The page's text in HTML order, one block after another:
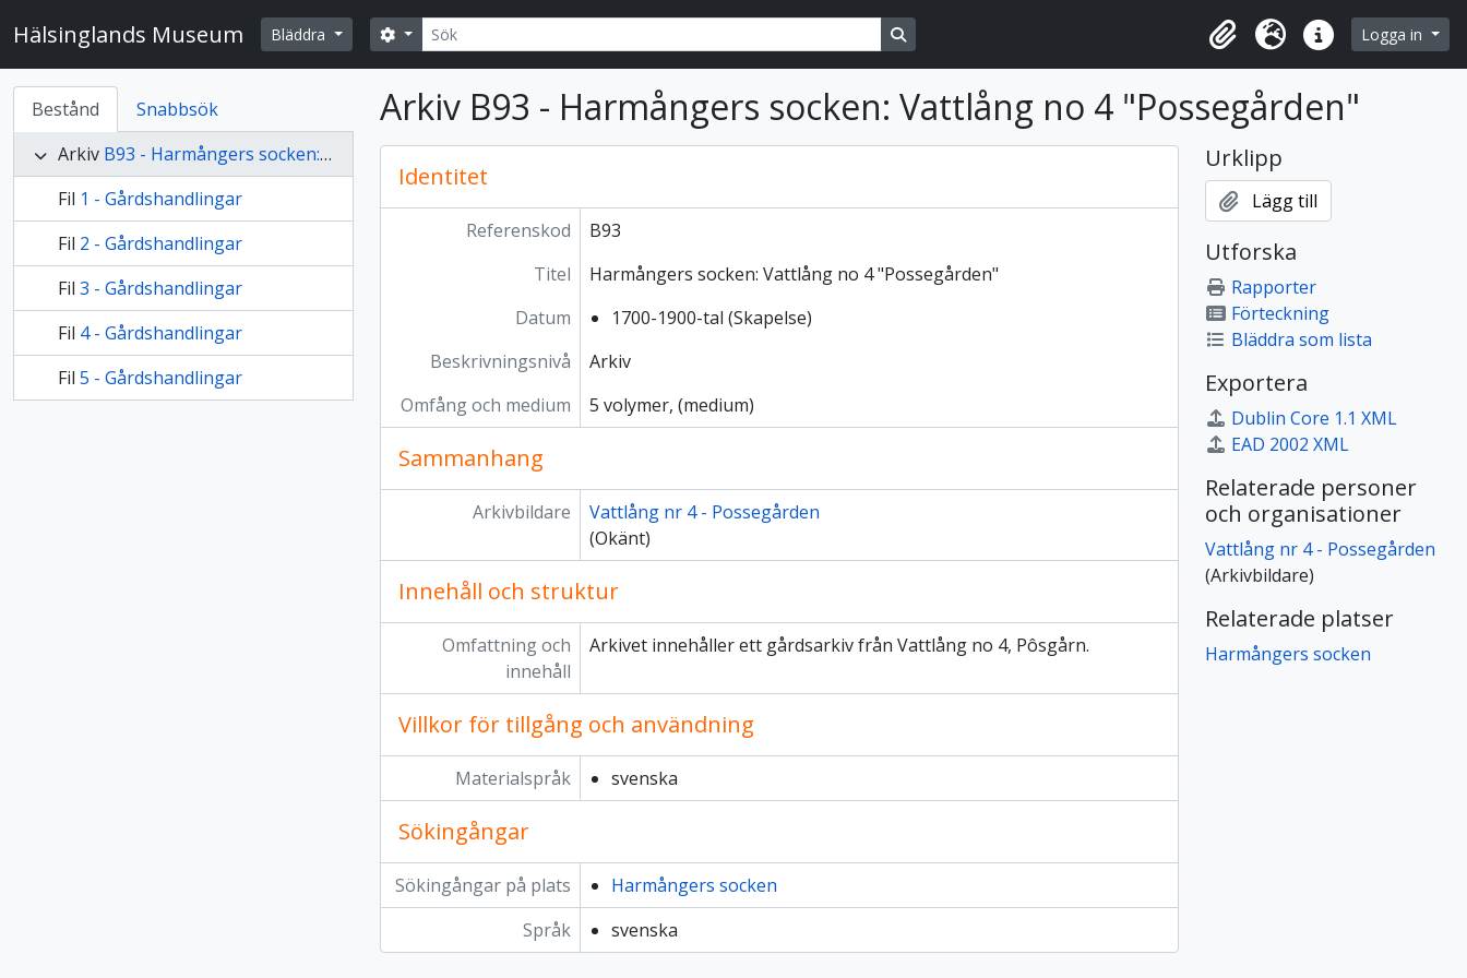
Hälsinglands Museum Bläddra SökSearch options Search in browse page
UrklippSpråk Snabblänkar
Logga in
Bestånd
Snabbsök
Arkiv B93 - Harmångers socken: Vattlång no 4 "Possegården"
Fil 1 - Gårdshandlingar
Fil 2 - Gårdshandlingar
Fil 3 - Gårdshandlingar
Fil 4 - Gårdshandlingar
Fil 5 - Gårdshandlingar
Arkiv B93 - Harmångers socken: Vattlång no 4 "Possegården"
Identitet
Referenskod
B93
Titel
Harmångers socken: Vattlång no 4 "Possegården"
Datum
1700-1900-tal (Skapelse)
Beskrivningsnivå
Arkiv
Omfång och medium
5 volymer, (medium)
Sammanhang
Arkivbildare
Vattlång nr 4 - Possegården
(Okänt)
Innehåll och struktur
Omfattning och
innehåll
Arkivet innehåller ett gårdsarkiv från Vattlång no 4, Pôsgårn.
Villkor för tillgång och användning
Materialspråk svenska
Sökingångar
Sökingångar på plats
Harmångers socken
Språk
svenska
Urklipp
Lägg till
Utforska
Rapporter
Förteckning
Bläddra som lista
Exportera
Dublin Core 1.1 XML
EAD 2002 XML
Relaterade personer
och organisationer
Vattlång nr 4 - Possegården
(Arkivbildare)
Relaterade platser
Harmångers socken